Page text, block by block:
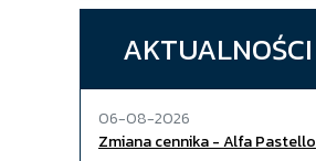
AKTUALNOŚCI
06-08-2026
Zmiana cennika - Alfa Pastello